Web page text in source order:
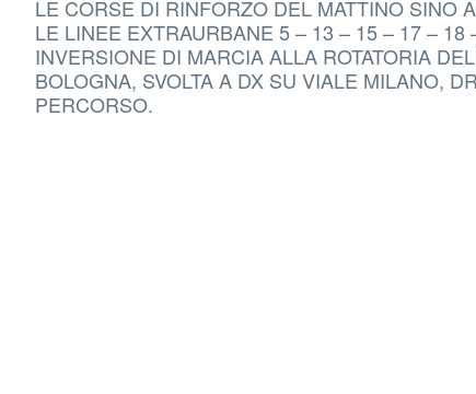
LE CORSE DI RINFORZO DEL MATTINO SINO
LE LINEE EXTRAURBANE 5 – 13 – 15 – 17 – 18
INVERSIONE DI MARCIA ALLA ROTATORIA
BOLOGNA, SVOLTA A DX SU VIALE MILANO,
PERCORSO.